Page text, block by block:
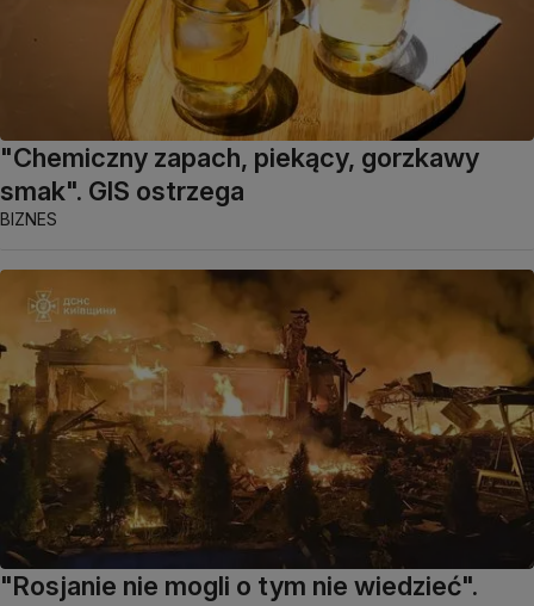
"Chemiczny zapach, piekący, gorzkawy
smak". GIS ostrzega
BIZNES
"Rosjanie nie mogli o tym nie wiedzieć".